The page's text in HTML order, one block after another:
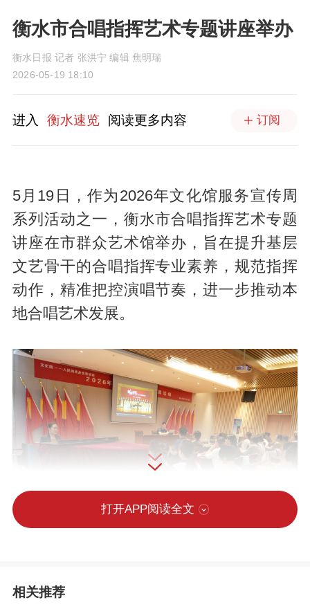
衡水市合唱指挥艺术专题讲座举办
衡水日报 记者 张洪宁 编辑 焦明瑞
2026-05-19 18:10
进入 衡水速览 阅读更多内容 订阅
5月19日，作为2026年文化馆服务宣传周
系列活动之一，衡水市合唱指挥艺术专题
讲座在市群众艺术馆举办，旨在提升基层
文艺骨干的合唱指挥专业素养，规范指挥
动作，精准把控演唱节奏，进一步推动本
地合唱艺术发展。
总监、河北省合唱协会副理事长兼秘书长
打开APP阅读全文
相关推荐